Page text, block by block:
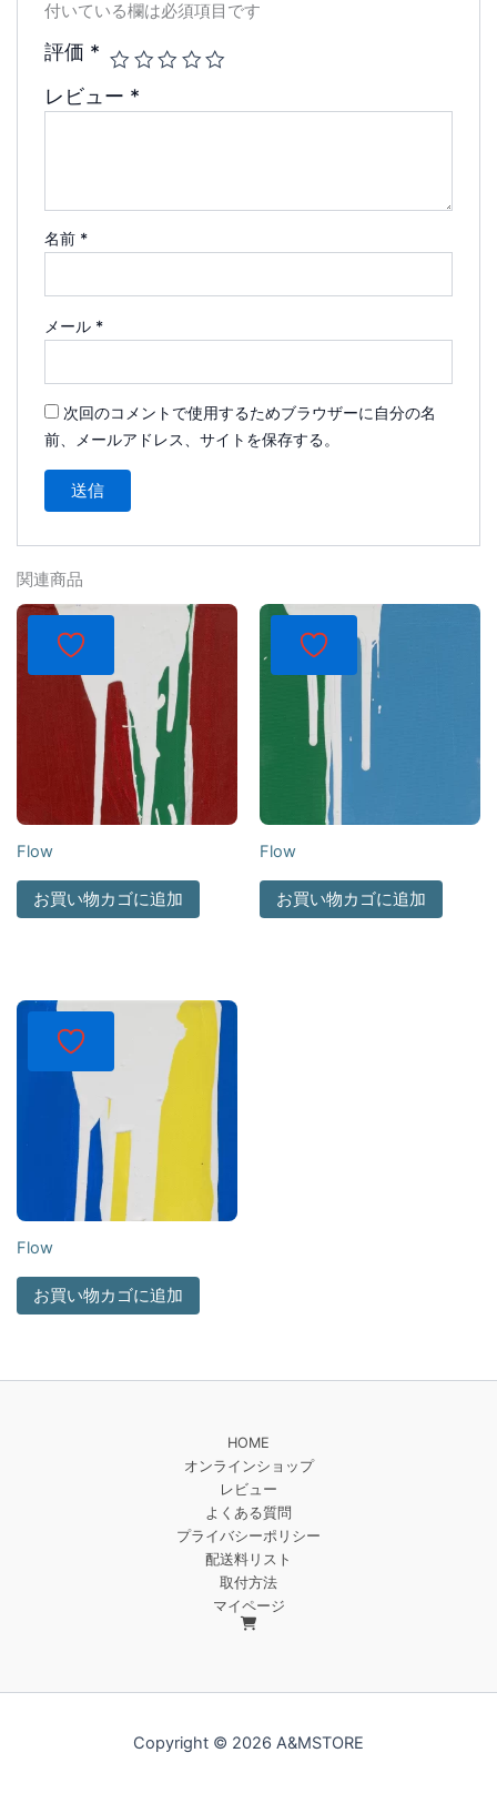
付いている欄は必須項目です
評価 *
レビュー *
名前 *
メール *
次回のコメントで使用するためブラウザーに自分の名
前、メールアドレス、サイトを保存する。
関連商品
Flow
お買い物カゴに追加
Flow
お買い物カゴに追加
Flow
お買い物カゴに追加
HOME
オンラインショップ
レビュー
よくある質問
プライバシーポリシー
配送料リスト
取付方法
マイページ
Copyright © 2026 A&MSTORE